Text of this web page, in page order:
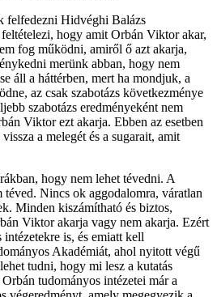
felfedezni Hidvéghi Balázs
hogy amit Orbán Viktor akar,
fog működni, amiről ő azt akarja,
merünk abban, hogy nem
áll a háttérben, mert ha mondjuk, a
az csak szabotázs következménye
szabotázs eredményeként nem
Viktor ezt akarja. Ebben az esetben
a melegét és a sugarait, amit
hogy nem lehet tévedni. A
téved. Nincs ok aggodalomra, váratlan
Minden kiszámítható és biztos,
Viktor akarja vagy nem akarja. Ezért
is, és emiatt kell
Akadémiát, ahol nyitott végű
tudni, hogy mi lesz a kutatás
tudományos intézetei már a